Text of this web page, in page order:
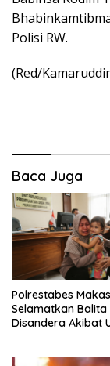
Polisi RW.
(Red/
Baca Juga
Polrestabes
Selamatkan
Disandera Akibat